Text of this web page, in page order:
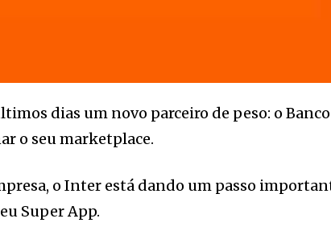
dias um novo parceiro de peso: o Banco
o seu marketplace.
o Inter está dando um passo
Super App.